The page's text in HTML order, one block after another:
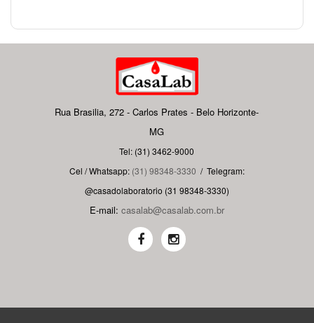
Rua Brasilia, 272 - Carlos Prates - Belo Horizonte-
MG
Tel: (31) 3462-9000
Cel / Whatsapp: (31) 98348-3330 / Telegram:
@casadolaboratorio (31 98348-3330)
E-mail: casalab@casalab.com.br